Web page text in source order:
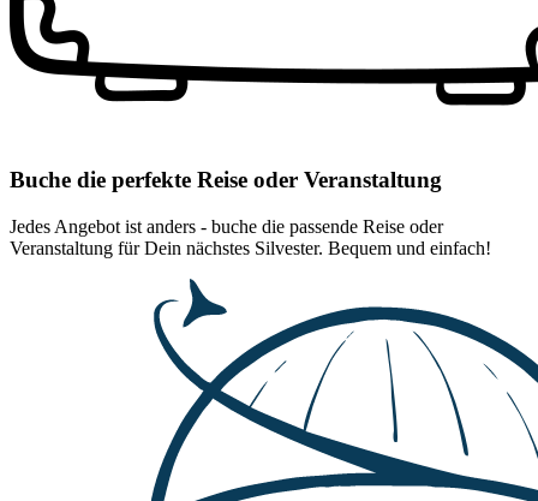
Buche die perfekte Reise oder Veranstaltung
Jedes Angebot ist anders - buche die passende Reise oder
Veranstaltung für Dein nächstes Silvester. Bequem und einfach!